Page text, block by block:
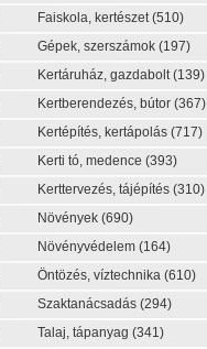
Faiskola, kertészet(510)
Gépek, szerszámok (197)
Kertáruház, gazdabolt(139)
Kertberendezés, bútor (367)
Kertépítés, kertápolás (717)
Kerti tó, medence (393)
Kerttervezés, tájépítés (310)
Növények (690)
Növényvédelem (164)
Öntözés, víztechnika (610)
Szaktanácsadás (294)
Talaj, tápanyag (341)